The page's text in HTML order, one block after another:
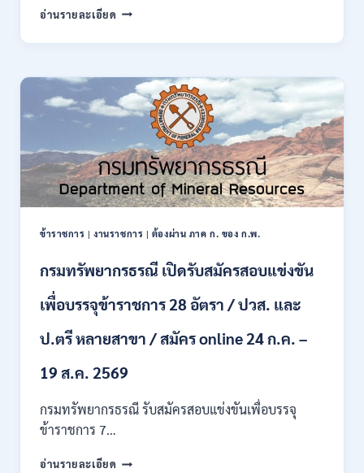
10
17
2569
อ่านรายละเอียด กรม
เปิด
สมัคร
งาน
138
ปวช.
ปวส.
ป.ตรี
หลาย
/
ต้อง
ภาค
ของ
/
เดือน
18150
ONLINE
ข้าราชการ |งานราชการ | ต้องผ่าน ภาค ก. ของ ก.พ.
กรมทรัพยากรธรณี เปิดรับสมัครสอบแข่งขัน
เพื่อบรรจุข้าราชการ 28 อัตรา / ปวส. และ
ป.ตรี หลายสาขา / สมัคร online 24 ก.ค. –
19 ส.ค. 2569
กรมทรัพยากรธรณี รับสมัครสอบแข่งขันเพื่อบรรจุ
ข้าราชการ 7…
อ่านรายละเอียด กรม